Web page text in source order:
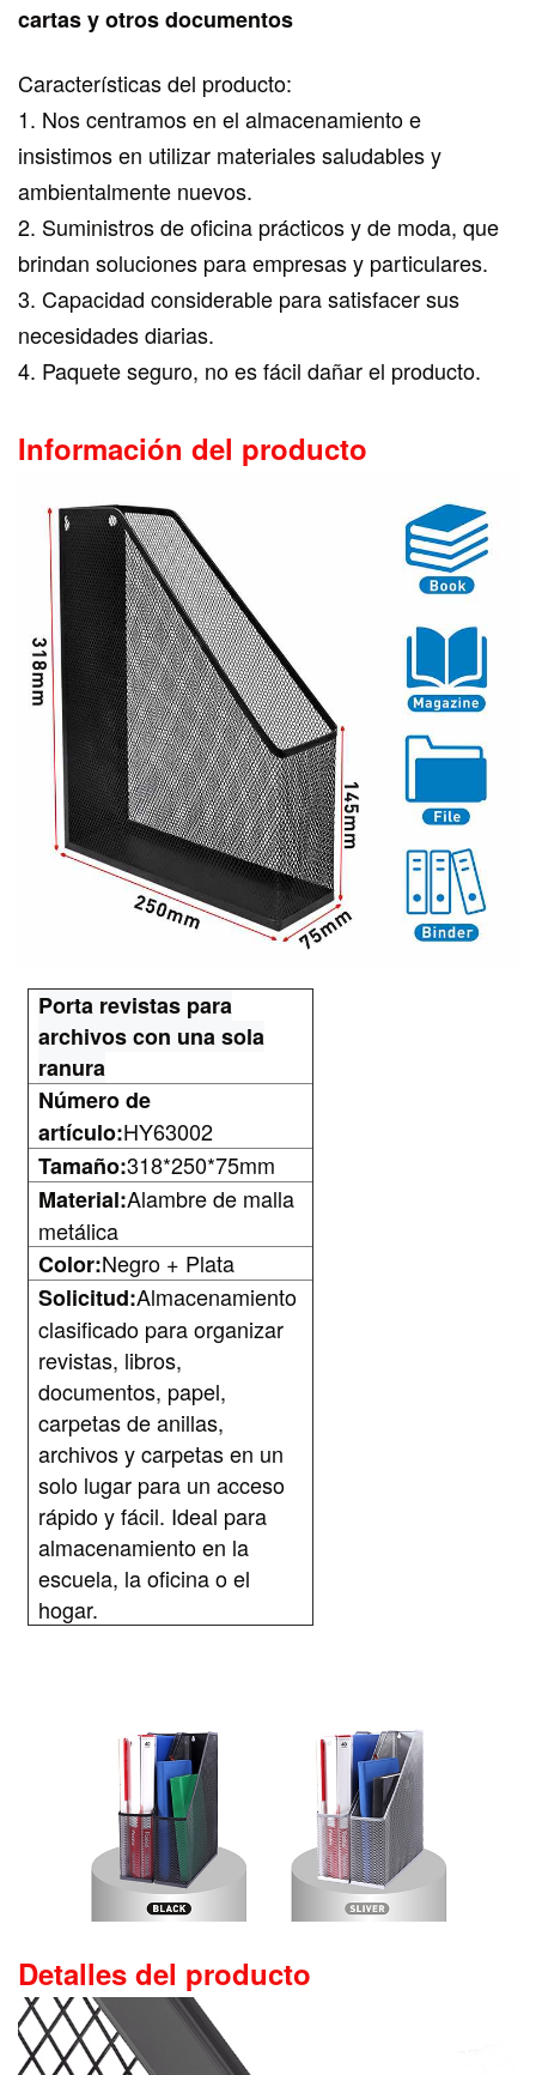
cartas y otros documentos
Características del producto:
1. Nos centramos en el almacenamiento e
insistimos en utilizar materiales saludables y
ambientalmente nuevos.
2. Suministros de oficina prácticos y de moda, que
brindan soluciones para empresas y particulares.
3. Capacidad considerable para satisfacer sus
necesidades diarias.
4. Paquete seguro, no es fácil dañar el producto.
Información del producto
Porta revistas para
archivos con una sola
ranura
Número de
artículo:HY63002
Tamaño:318*250*75mm
Material:Alambre de malla
metálica
Color:Negro + Plata
Solicitud:Almacenamiento
clasificado para organizar
revistas, libros,
documentos, papel,
carpetas de anillas,
archivos y carpetas en un
solo lugar para un acceso
rápido y fácil. Ideal para
almacenamiento en la
escuela, la oficina o el
hogar.
Detalles del producto